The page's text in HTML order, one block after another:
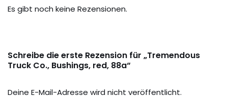
Es gibt noch keine Rezensionen.
Schreibe die erste Rezension für „Tremendous
Truck Co., Bushings, red, 88a“
Deine E-Mail-Adresse wird nicht veröffentlicht.